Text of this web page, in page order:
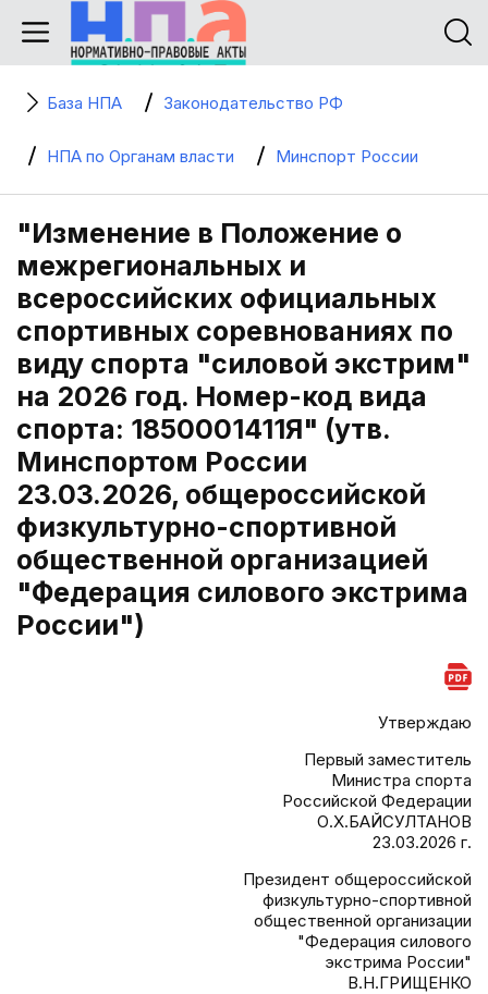
База НПА Законодательство РФ
НПА по Органам власти Минспорт России
"Изменение в Положение о
межрегиональных и
всероссийских официальных
спортивных соревнованиях по
виду спорта "силовой экстрим"
на 2026 год. Номер-код вида
спорта: 1850001411Я" (утв.
Минспортом России
23.03.2026, общероссийской
физкультурно-спортивной
общественной организацией
"Федерация силового экстрима
России")
Утверждаю
Первый заместитель
Министра спорта
Российской Федерации
О.Х.БАЙСУЛТАНОВ
23.03.2026 г.
Президент общероссийской
физкультурно-спортивной
общественной организации
"Федерация силового
экстрима России"
В.Н.ГРИЩЕНКО